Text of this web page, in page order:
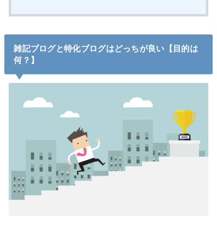
雑記ブログと特化ブログはどっちが良い【目的は
何？】